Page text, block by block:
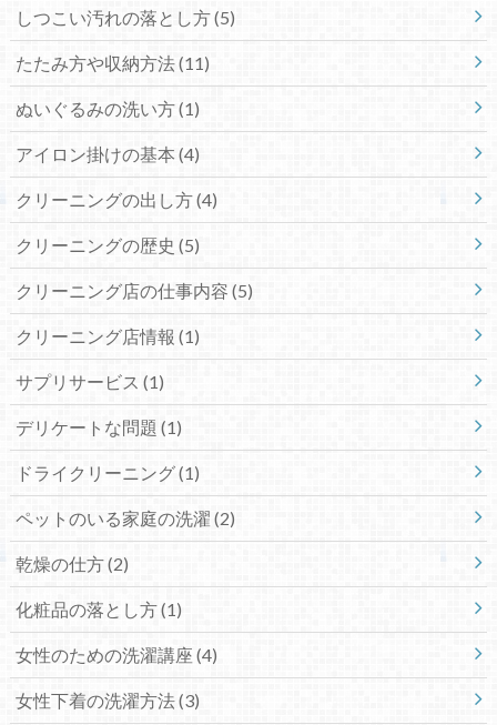
しつこい汚れの落とし方(5)
たたみ方や収納方法(11)
ぬいぐるみの洗い方(1)
アイロン掛けの基本 (4)
クリーニングの出し方(4)
クリーニングの歴史 (5)
クリーニング店の仕事内容 (5)
クリーニング店情報 (1)
サプリサービス (1)
デリケートな問題 (1)
ドライクリーニング(1)
ペットのいる家庭の洗濯 (2)
乾燥の仕方(2)
化粧品の落とし方(1)
女性のための洗濯講座 (4)
女性下着の洗濯方法(3)